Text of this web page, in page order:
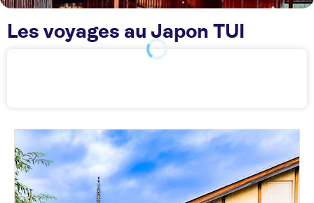
Les voyages au Japon TUI